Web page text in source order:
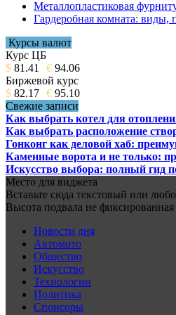
Металлопластиковая
Гардеробная комната: виды,
Курсы валют
Курс ЦБ
$ 81.41 € 94.06
Биржевой курс
$ 82.17 € 95.10
Свежие записи
Как выбрать котел для
Как выбрать расположение
Гонконг как деловой хаб:
Каменные ворота и не только:
Искусство выбора: полный гид
Место для виджета
Вставьте сюда текстовый или
Высота подвала не фиксированная
Новости дня
Автомото
Общество
Искусство
Технологии
Политика
Спонсоры